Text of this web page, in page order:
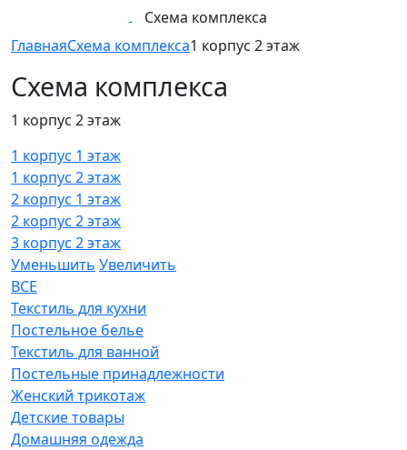
Схема комплекса
ГлавнаяСхема комплекса1 корпус 2 этаж
Схема комплекса
1 корпус 2 этаж
1 корпус 1 этаж
1 корпус 2 этаж
2 корпус 1 этаж
2 корпус 2 этаж
3 корпус 2 этаж
Уменьшить Увеличить
ВСЕ
Текстиль для кухни
Постельное белье
Текстиль для ванной
Постельные принадлежности
Женский трикотаж
Детские товары
Домашняя одежда